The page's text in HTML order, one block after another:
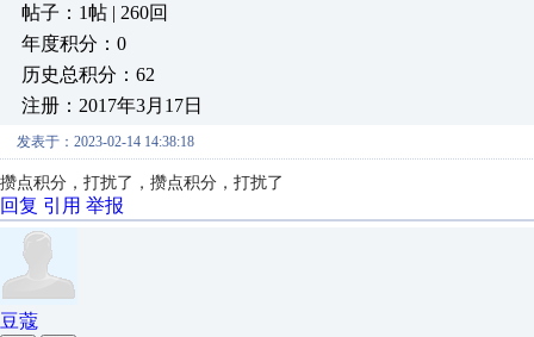
帖子：1帖 | 260回
年度积分：0
历史总积分：62
注册：2017年3月17日
发表于：2023-02-14 14:38:18
攒点积分，打扰了， 攒点积分，打扰了
回复 引用 举报
豆蔻